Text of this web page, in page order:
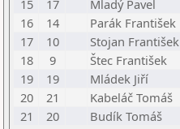
15
17 Mladý Pavel
16
14 Parák František
17
10 Stojan František
18
9 Štec František
19
19 Mládek Jiří
20
21 Kabeláč Tomáš
21
20 Budík Tomáš